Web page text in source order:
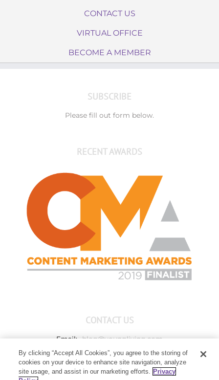
CONTACT US
VIRTUAL OFFICE
BECOME A MEMBER
SUBSCRIBE
Please fill out form below.
RECENT AWARDS
CONTACT US
Email: blog@youngliving.com
Member Services: 1-800-371-3515
Young Living Global Headquarters
By clicking “Accept All Cookies”, you agree to the storing of
cookies on your device to enhance site navigation, analyze
site usage, and assist in our marketing efforts. Privacy